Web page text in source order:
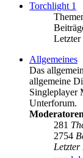
Torchlight 1
Letzter
Allgemeines
Das
allgemeine
Singleplayer
Unterforum.
281
2754
Letzter